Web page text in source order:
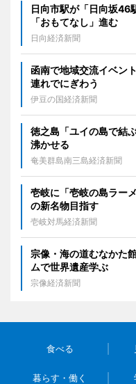
日向市駅が「日向坂
「おもてなし」進む
日向経済新聞
函南で地域交流イベン
連れでにぎわう
伊豆の国経済新聞
徳之島「ユイの島で結
沸かせる
奄美群島南三島経済新聞
壱岐に「壱岐の島ラー
の新名物目指す
壱岐対馬経済新聞
宗像・海の道むなかた
ムで世界遺産学ぶ
宗像経済新聞
食べる
暮らす・働く